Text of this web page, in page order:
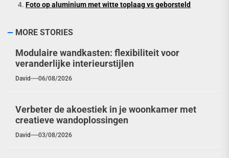
Foto op aluminium met witte toplaag vs geborsteld
MORE STORIES
Modulaire wandkasten: flexibiliteit voor
veranderlijke interieurstijlen
David 06/08/2026
Verbeter de akoestiek in je woonkamer met
creatieve wandoplossingen
David 03/08/2026